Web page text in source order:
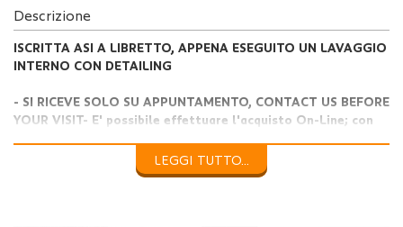
Descrizione
ISCRITTA ASI A LIBRETTO, APPENA ESEGUITO UN LAVAGGIO
INTERNO CON DETAILING
- SI RICEVE SOLO SU APPUNTAMENTO, CONTACT US BEFORE
YOUR VISIT- E' possibile effettuare l'acquisto On-Line; con
contratto e i documenti necessari per perfezionare
l'acquisto.- Le informazioni potrebbero contenere delle
LEGGI TUTTO...